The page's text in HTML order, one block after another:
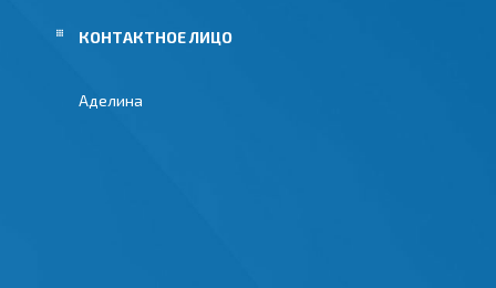
Аделина